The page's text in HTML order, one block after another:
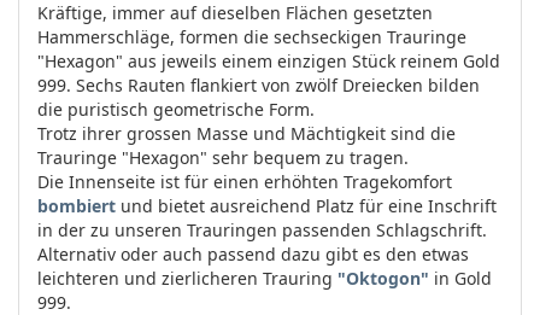
Kräftige, immer auf dieselben Flächen gesetzten
Hammerschläge, formen die sechseckigen Trauringe
"Hexagon" aus jeweils einem einzigen Stück reinem Gold
999. Sechs Rauten flankiert von zwölf Dreiecken bilden
die puristisch geometrische Form.
Trotz ihrer grossen Masse und Mächtigkeit sind die
Trauringe "Hexagon" sehr bequem zu tragen.
Die Innenseite ist für einen erhöhten Tragekomfort
bombiert und bietet ausreichend Platz für eine Inschrift
in der zu unseren Trauringen passenden Schlagschrift.
Alternativ oder auch passend dazu gibt es den etwas
leichteren und zierlicheren Trauring "Oktogon" in Gold
999.